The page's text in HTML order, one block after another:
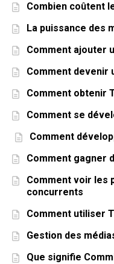
Combien coûtent
La puissance des
Comment ajouter
Comment devenir
Comment obtenir
Comment se
Comment
Comment gagner
Comment voir les
concurrents
Comment utiliser
Gestion des
Que signifie